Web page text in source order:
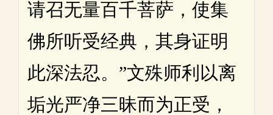
请召无量百千菩萨，使集
佛所听受经典，其身证明
此深法忍。”文殊师利以离
垢光严净三昧而为正受，